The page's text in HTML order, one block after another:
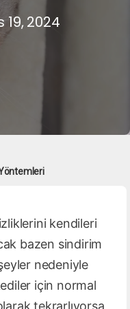
19, 2024
kendileri
bazen sindirim
nedeniyle
için normal
tekrarlıyorsa